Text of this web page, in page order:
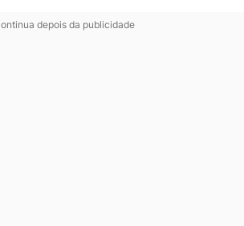
depois da publicidade